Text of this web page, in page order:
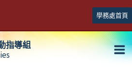
學務處首頁
指導組